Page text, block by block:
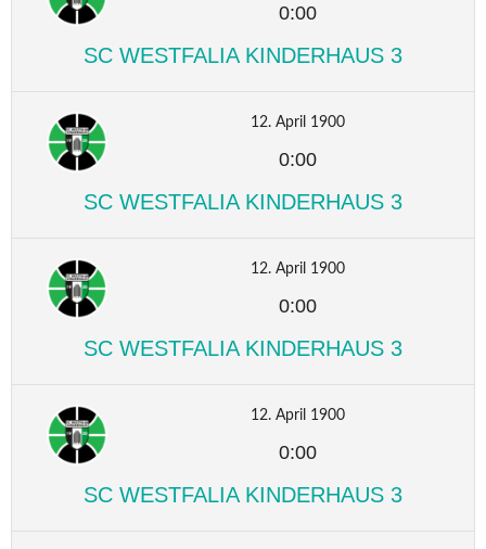
0:00
SC WESTFALIA KINDERHAUS 3
12. April 1900
0:00
SC WESTFALIA KINDERHAUS 3
12. April 1900
0:00
SC WESTFALIA KINDERHAUS 3
12. April 1900
0:00
SC WESTFALIA KINDERHAUS 3